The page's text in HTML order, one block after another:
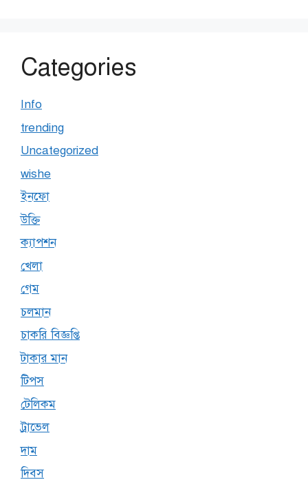
Categories
Info
trending
Uncategorized
wishe
ইনফো
উক্তি
ক্যাপশন
খেলা
গেম
চলমান
চাকরি বিজ্ঞপ্তি
টাকার মান
টিপস
টেলিকম
ট্রাভেল
দাম
দিবস